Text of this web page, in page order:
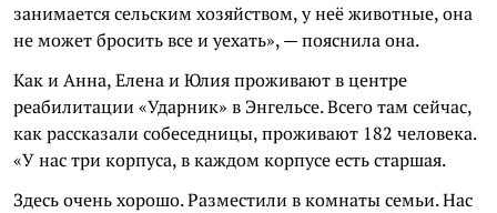
занимается сельским хозяйством, у неё животные, она
не может бросить все и уехать», — пояснила она.
Как и Анна, Елена и Юлия проживают в центре
реабилитации «Ударник» в Энгельсе. Всего там сейчас,
как рассказали собеседницы, проживают 182 человека.
«У нас три корпуса, в каждом корпусе есть старшая.
Здесь очень хорошо. Разместили в комнаты семьи. Нас